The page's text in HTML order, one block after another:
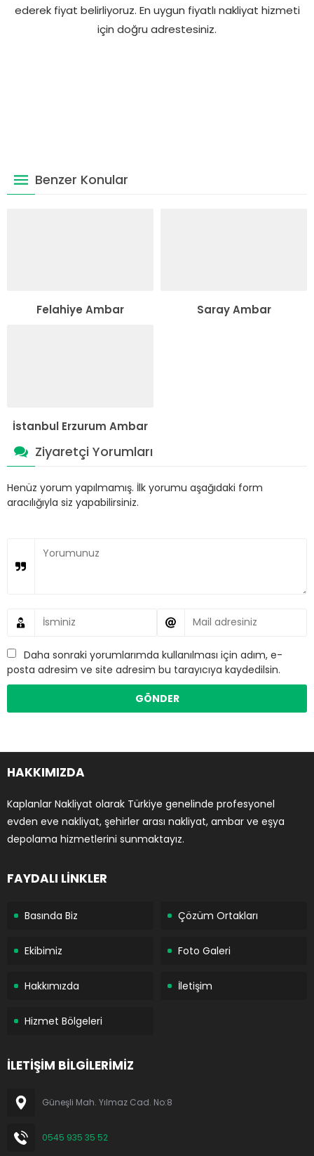
ederek fiyat belirliyoruz. En uygun fiyatlı nakliyat hizmeti
için doğru adrestesiniz.
Benzer Konular
Felahiye Ambar Saray Ambar
İstanbul Erzurum Ambar
Ziyaretçi Yorumları
Henüz yorum yapılmamış. İlk yorumu aşağıdaki form
aracılığıyla siz yapabilirsiniz.
Daha sonraki yorumlarımda kullanılması için adım, e-
posta adresim ve site adresim bu tarayıcıya kaydedilsin.
HAKKIMIZDA
Kaplanlar Nakliyat olarak Türkiye genelinde profesyonel
evden eve nakliyat, şehirler arası nakliyat, ambar ve eşya
depolama hizmetlerini sunmaktayız.
FAYDALI LİNKLER
Basında Biz Çözüm Ortakları
Ekibimiz Foto Galeri
Hakkımızda İletişim
Hizmet Bölgeleri
İLETİŞİM BİLGİLERİMİZ
Güneşli Mah. Yılmaz Cad. No:8
0545 935 35 52